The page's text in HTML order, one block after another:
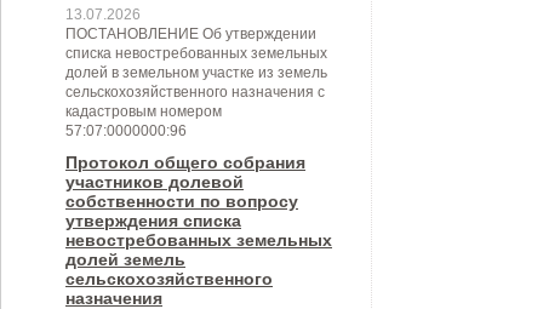
13.07.2026
ПОСТАНОВЛЕНИЕ Об утверждении
списка невостребованных земельных
долей в земельном участке из земель
сельскохозяйственного назначения с
кадастровым номером
57:07:0000000:96
Протокол общего собрания
участников долевой
собственности по вопросу
утверждения списка
невостребованных земельных
долей земель
сельскохозяйственного
назначения